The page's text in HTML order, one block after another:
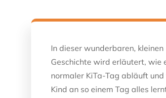
In dieser wunderbaren, kleinen
Geschichte wird erläutert, wie
normaler KiTa-Tag abläuft
Kind an so einem Tag alles